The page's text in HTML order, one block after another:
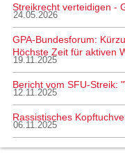
Streikrecht verteidigen -
24.05.2026
GPA-Bundesforum:
Höchste Zeit für aktiven
19.11.2025
Bericht vom SFU-Streik:
12.11.2025
Rassistisches
06.11.2025